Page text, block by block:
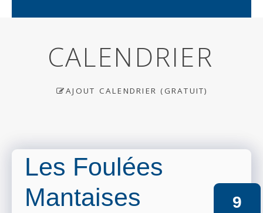
CALENDRIER
AJOUT CALENDRIER (GRATUIT)
Les Foulées
Mantaises
9